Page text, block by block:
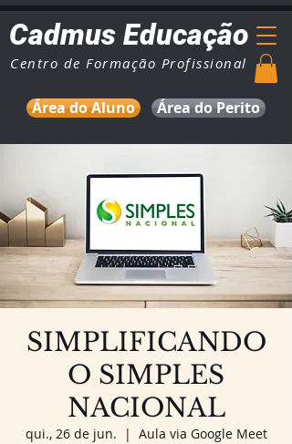
Centro de Formação Profissional
Cadmus Educação
Área do Aluno Área do Perito
SIMPLIFICANDO
O SIMPLES
NACIONAL
qui., 26 de jun.
  |
Aula via Google Meet